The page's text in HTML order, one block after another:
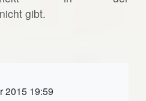
gibt.
2015 19:59